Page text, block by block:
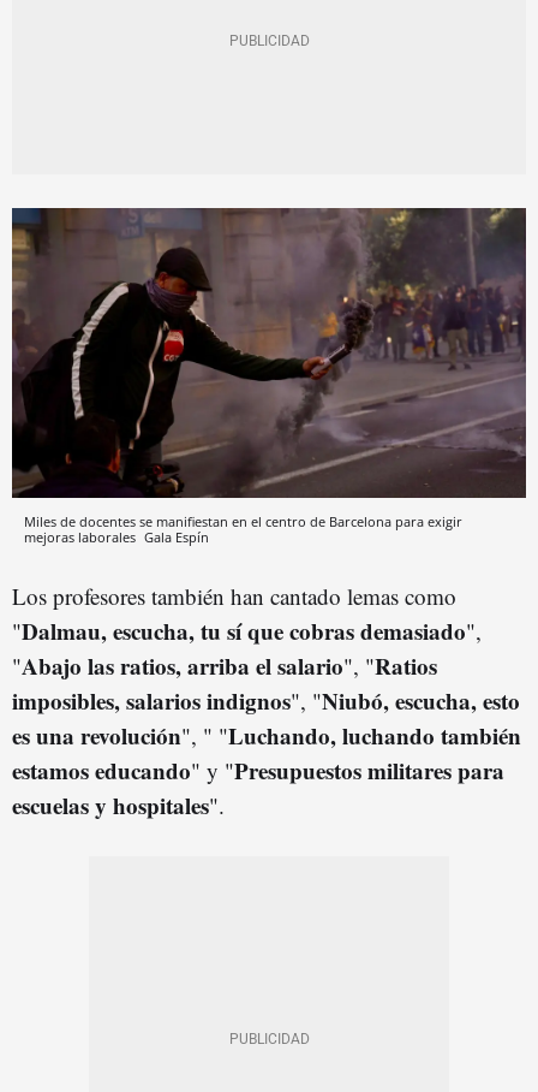
Miles de docentes se manifiestan en el centro de Barcelona para exigir
mejoras laborales Gala Espín
Los profesores también han cantado lemas como
"Dalmau, escucha, tu sí que cobras demasiado",
"Abajo las ratios, arriba el salario", "Ratios
imposibles, salarios indignos", "Niubó, escucha, esto
es una revolución", " "Luchando, luchando también
estamos educando" y "Presupuestos militares para
escuelas y hospitales".